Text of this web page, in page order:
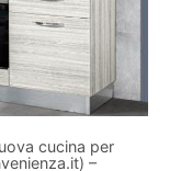
cucina per
–